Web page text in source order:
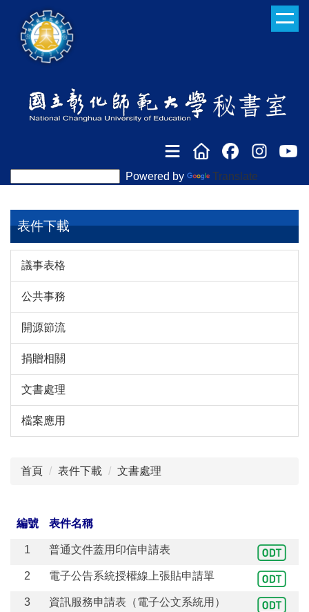
Powered by Translate
表件下載
議事表格
公共事務
開源節流
捐贈相關
文書處理
檔案應用
首頁 表件下載 文書處理
編號 表件名稱
1 普通文件蓋用印信申請表
2 電子公告系統授權線上張貼申請單
3 資訊服務申請表（電子公文系統用）